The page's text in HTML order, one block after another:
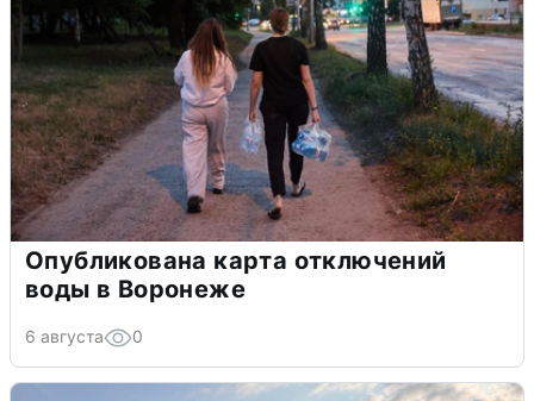
Опубликована карта отключений
воды в Воронеже
6 августа 0